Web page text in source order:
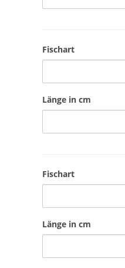
Fischart
Länge in cm
Fischart
Länge in cm